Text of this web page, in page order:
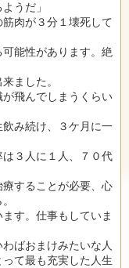
うだ」
肉が３分１壊死して
能性があります。絶
ました。
飛んでしまうくらい
み続け、３ケ月に一
３人に１人、７０代
することが必要、心
す。仕事もしていま
ばおまけみたいな人
て最も充実した人生